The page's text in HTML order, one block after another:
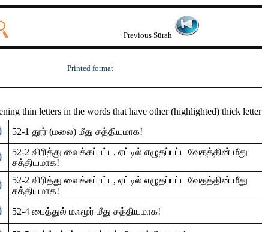
Previous Sūrah
Printed format
thin letters in the words that have other (highlighted) thick letter
52-1 தூர் (மலை) மீது சத்தியமாக!
52-2 விரித்து வைக்கப்பட்ட, ஏட்டில் எழுதப்பட்ட வேதத்தின் மீது
சத்தியமாக!
52-2 விரித்து வைக்கப்பட்ட, ஏட்டில் எழுதப்பட்ட வேதத்தின் மீது
சத்தியமாக!
52-4 பைத்துல் மஃமூர் மீது சத்தியமாக!